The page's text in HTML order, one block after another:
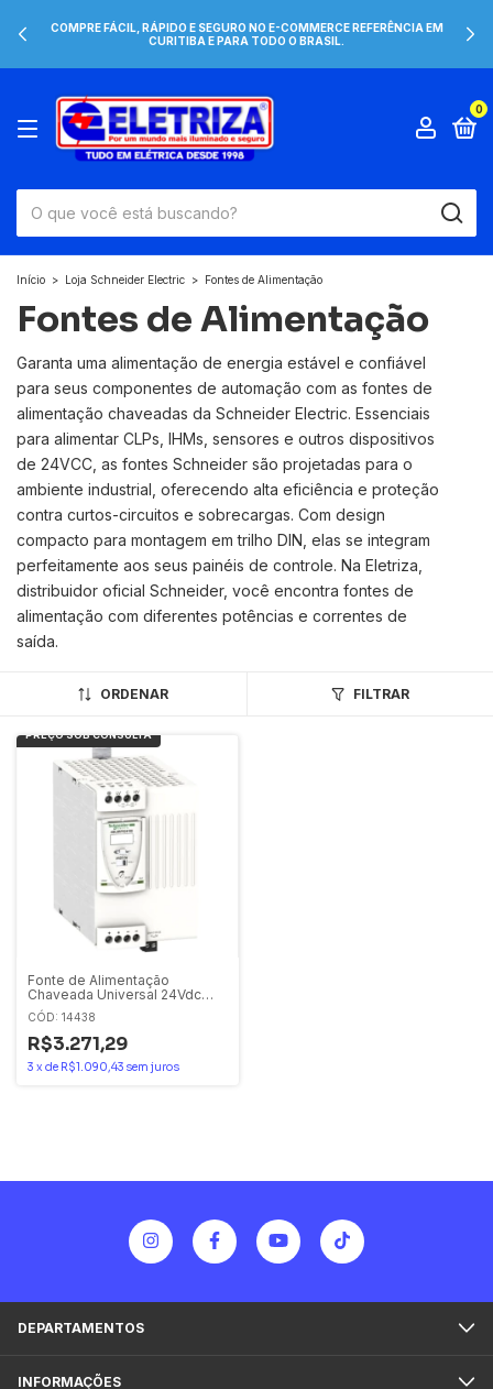
COMPRE FÁCIL, RÁPIDO E SEGURO NO E-COMMERCE REFERÊNCIA EM
CURITIBA E PARA TODO O BRASIL.
0
Início > Loja Schneider Electric > Fontes de Alimentação
Fontes de Alimentação
Garanta uma alimentação de energia estável e confiável
para seus componentes de automação com as fontes de
alimentação chaveadas da Schneider Electric. Essenciais
para alimentar CLPs, IHMs, sensores e outros dispositivos
de 24VCC, as fontes Schneider são projetadas para o
ambiente industrial, oferecendo alta eficiência e proteção
contra curtos-circuitos e sobrecargas. Com design
compacto para montagem em trilho DIN, elas se integram
perfeitamente aos seus painéis de controle. Na Eletriza,
distribuidor oficial Schneider, você encontra fontes de
alimentação com diferentes potências e correntes de
saída.
ORDENAR FILTRAR
Fonte de Alimentação
Chaveada Universal 24Vdc
240W 10A
100/120/200/500Vac -
Mono/Bifásica Schneider
CÓD: 14438
R$3.271,29
3 x de R$1.090,43 sem juros
DEPARTAMENTOS
INFORMAÇÕES